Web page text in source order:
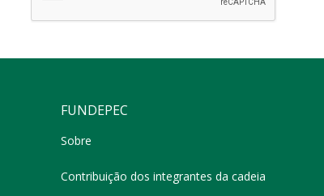
FUNDEPEC
Sobre
Contribuição dos integrantes da cadeia